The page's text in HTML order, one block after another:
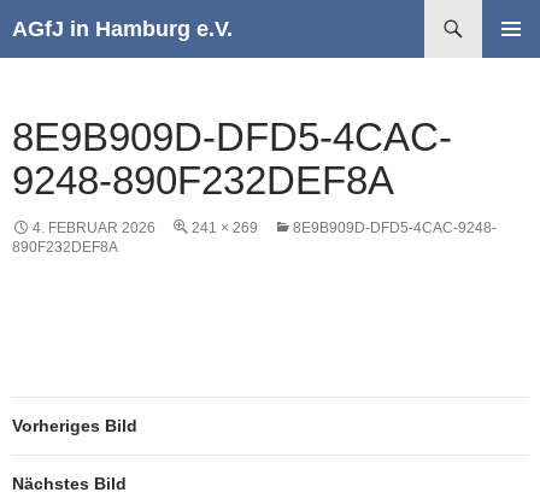
AGfJ in Hamburg e.V.
8E9B909D-DFD5-4CAC-
9248-890F232DEF8A
4. FEBRUAR 2026 241 × 269
8E9B909D-DFD5-4CAC-9248-
890F232DEF8A
Vorheriges Bild
Nächstes Bild